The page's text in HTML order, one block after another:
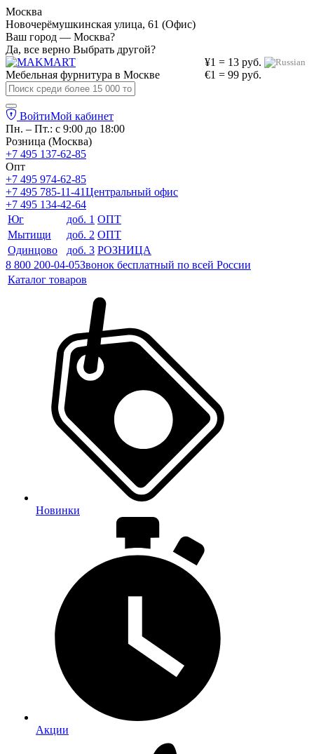
Москва
Новочерёмушкинская улица, 61 (Офис)
Ваш город — Москва?
Да, все верно Выбрать другой?
¥1 = 13 руб.
€1 = 99 руб.
Мебельная фурнитура в Москве
ВойтиМой кабинет
Пн. – Пт.: с 9:00 до 18:00
Розница (Москва)
+7 495 137-62-85
Опт
+7 495 974-62-85
+7 495 785-11-41Центральный офис
+7 495 134-42-64
Юг
доб. 1 ОПТ
Мытищи
доб. 2 ОПТ
Одинцово
доб. 3 РОЗНИЦА
8 800 200-04-05Звонок бесплатный по всей России
Каталог товаров
Новинки
Акции